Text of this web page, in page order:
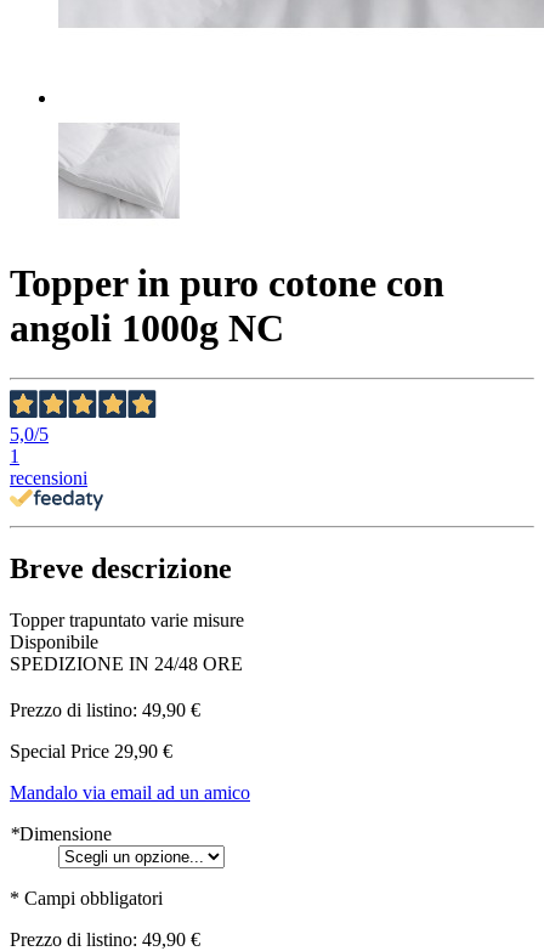
Topper in puro cotone con
angoli 1000g NC
5,0/5
1
recensioni
Breve descrizione
Topper trapuntato varie misure
Disponibile
SPEDIZIONE IN 24/48 ORE
Prezzo di listino: 49,90 €
Special Price 29,90 €
Mandalo via email ad un amico
*Dimensione
* Campi obbligatori
Prezzo di listino: 49,90 €